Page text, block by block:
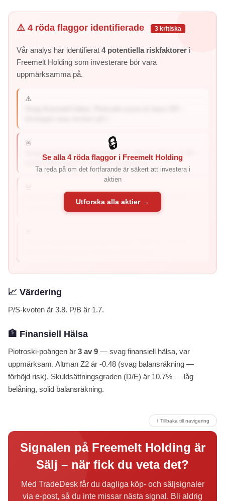
⚠️ 4 röda flaggor identifierade 3 kritiska
Vår analys har identifierat 4 potentiella riskfaktorer i
Freemelt Holding som investerare bör vara
uppmärksamma på.
⚠️
🚨
Svag balansräkning (förhöjd risk): Altman Z2 är -0.48 –
balansräkningen är mätbart svagare ä...
Negativ vinstmarginal: Vinstmarginalen är -125.4% –
företaget förlorar pengar på...
🔒
Se alla 4 röda flaggor i Freemelt Holding
Ta reda på om det fortfarande är säkert att investera i
aktien
Utforska alla aktier →
📈 Värdering
P/S-kvoten är 3.8. P/B är 1.7.
🏦 Finansiell Hälsa
Piotroski-poängen är 3 av 9 — svag finansiell hälsa, var
uppmärksam. Altman Z2 är -0.48 (svag balansräkning —
förhöjd risk). Skuldsättningsgraden (D/E) är 10.7% — låg
belåning, solid balansräkning.
↑ Tillbaka till navigering
Signalen på Freemelt Holding är
Sälj – när fick du veta det?
Med TradeDesk får du dagliga köp- och säljsignaler
via e-post, så du inte missar nästa signal. Bli aldrig